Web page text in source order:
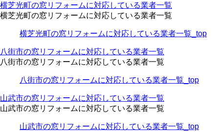
横芝光町の窓リフォームに対応している業者一覧
横芝光町の窓リフォームに対応している業者一覧
横芝光町の窓リフォームに対応している業者一覧_top
八街市の窓リフォームに対応している業者一覧
八街市の窓リフォームに対応している業者一覧
八街市の窓リフォームに対応している業者一覧_top
山武市の窓リフォームに対応している業者一覧
山武市の窓リフォームに対応している業者一覧
山武市の窓リフォームに対応している業者一覧_top